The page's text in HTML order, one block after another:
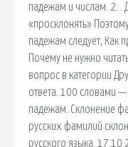
падежам и числам. 2. .
«просклонять»
падежам следует, Как
Почему не нужно
вопрос в категории
ответа. 100 словами —
падежам. Склонение
русских фамилий
русского языка.